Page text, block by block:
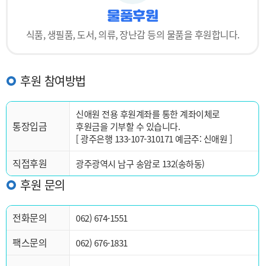
물품후원
식품, 생필품, 도서, 의류,장난감 등의 물품을 후원합니다.
후원 참여방법
통장입금
신애원 전용 후원계좌를 통한 계좌이체로
후원금을 기부할 수 있습니다.
[ 광주은행 133-107-310171 예금주: 신애원 ]
직접후원 광주광역시 남구 송암로 132(송하동)
후원 문의
전화문의 062) 674-1551
팩스문의 062) 676-1831